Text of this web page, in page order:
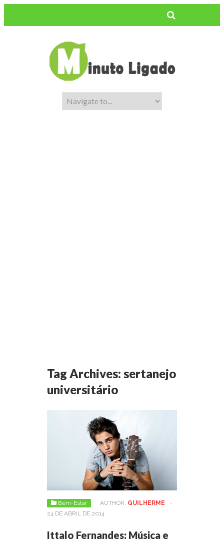
Tag Archives: sertanejo
universitário
Bem-Estar AUTHOR: GUILHERME
-
24 DE ABRIL DE 2014
Ittalo Fernandes: Música e